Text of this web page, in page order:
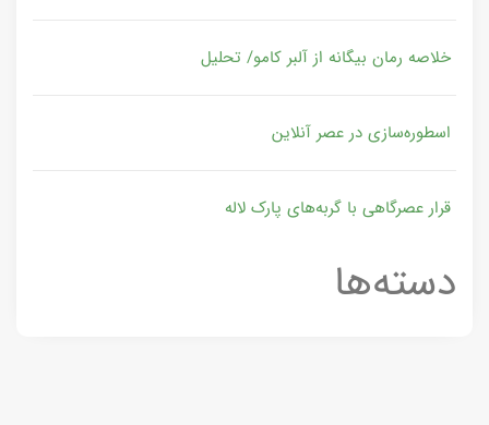
خلاصه رمان بیگانه از آلبر کامو/ تحلیل
اسطوره‌سازی در عصر آنلاین
قرار عصرگاهی با گربه‌های پارک لاله
دسته‌ها